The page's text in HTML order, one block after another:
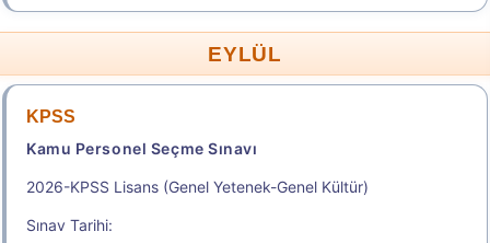
EYLÜL
KPSS
Kamu Personel Seçme Sınavı
2026-KPSS Lisans (Genel Yetenek-Genel Kültür)
Sınav Tarihi: